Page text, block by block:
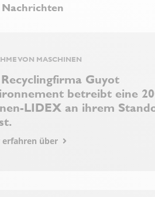
VON MASCHINEN
Guyot
betreibt eine
LIDEX an ihrem
erfahren über